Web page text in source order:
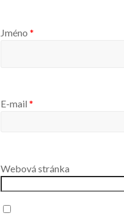
Jméno *
E-mail *
Webová stránka